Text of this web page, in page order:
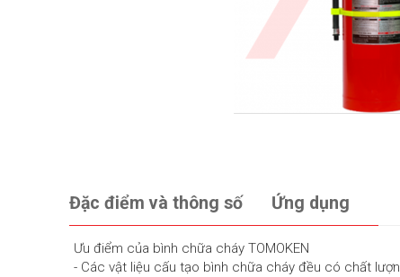
Đặc điểm và thông số Ứng dụng
Ưu điểm của bình chữa cháy TOMOKEN
- Các vật liệu cấu tạo bình chữa cháy đều có chất